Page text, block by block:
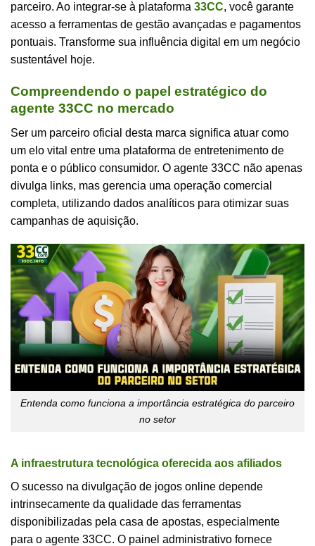
parceiro. Ao integrar-se à plataforma 33CC, você garante
acesso a ferramentas de gestão avançadas e pagamentos
pontuais. Transforme sua influência digital em um negócio
sustentável hoje.
Compreendendo o papel estratégico do
agente 33CC no mercado
Ser um parceiro oficial desta marca significa atuar como
um elo vital entre uma plataforma de entretenimento de
ponta e o público consumidor. O agente 33CC não apenas
divulga links, mas gerencia uma operação comercial
completa, utilizando dados analíticos para otimizar suas
campanhas de aquisição.
Entenda como funciona a importância estratégica do parceiro
no setor
A infraestrutura tecnológica oferecida aos afiliados
O sucesso na divulgação de jogos online depende
intrinsecamente da qualidade das ferramentas
disponibilizadas pela casa de apostas, especialmente
para o agente 33CC. O painel administrativo fornece